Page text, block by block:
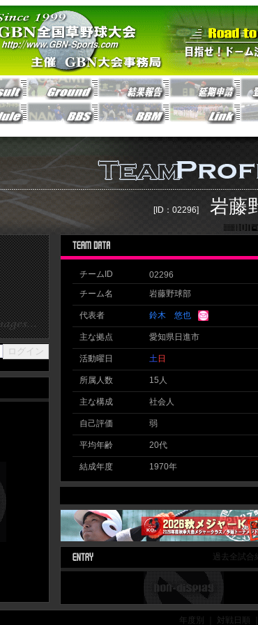
[ID：02296] 岩藤
チームID 02296
チーム名 岩藤野球部
代表者 鈴木 悠也
主な拠点 愛知県日進市
活動曜日 土 日
所属人数 15人
主な構成 社会人
自己評価 弱
平均年齢 20代
結成年度 1970年
過去全試合
年度別 ｜ 対戦日順